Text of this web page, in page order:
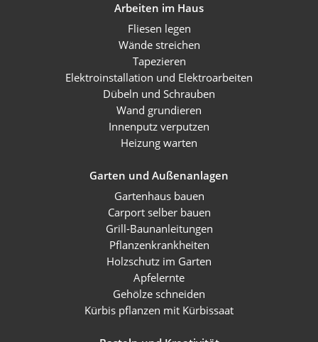
Arbeiten im Haus
Fliesen legen
Wände streichen
Tapezieren
Elektroinstallation und Elektroarbeiten
Dübeln und Schrauben
Wand grundieren
Innenputz verputzen
Heizung warten
Garten und Außenanlagen
Gartenhaus bauen
Carport selber bauen
Grill-Baunanleitungen
Pflanzenkrankheiten
Holzschutz im Garten
Apfelernte
Gehölze schneiden
Kürbis pflanzen mit Kürbissaat